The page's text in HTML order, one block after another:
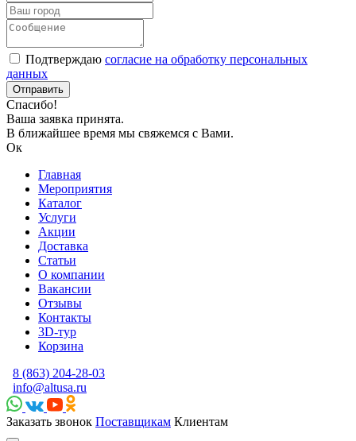
Подтверждаю согласие на обработку персональных
данных
Спасибо!
Ваша заявка принята.
В ближайшее время мы свяжемся с Вами.
Ок
Главная
Мероприятия
Каталог
Услуги
Акции
Доставка
Статьи
О компании
Вакансии
Отзывы
Контакты
3D-тур
Корзина
8 (863) 204-28-03
info@altusa.ru
Заказать звонок Поставщикам Клиентам